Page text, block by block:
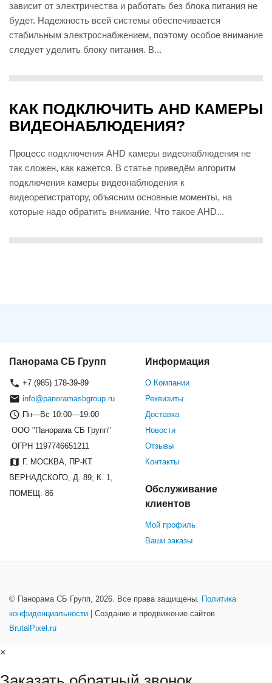
зависит от электричества и работать без блока питания не
будет. Надежность всей системы обеспечивается
стабильным электроснабжением, поэтому особое внимание
следует уделить блоку питания. В...
КАК ПОДКЛЮЧИТЬ AHD КАМЕРЫ
ВИДЕОНАБЛЮДЕНИЯ?
Процесс подключения AHD камеры видеонаблюдения не
так сложен, как кажется. В статье приведём алгоритм
подключения камеры видеонаблюдения к
видеорегистратору, объясним основные моменты, на
которые надо обратить внимание. Что такое AHD...
Панорама СБ Групп
+7 (985) 178-39-89
info@panoramasbgroup.ru
Пн—Вс 10:00—19:00
ООО "Панорама СБ Групп"
ОГРН 1197746651211
Г. МОСКВА, ПР-КТ
ВЕРНАДСКОГО, Д. 89, К. 1,
ПОМЕЩ. 86
Информация
О Компании
Реквизиты
Доставка
Новости
Отзывы
Контакты
Обслуживание
клиентов
Мой профиль
Ваши заказы
© Панорама СБ Групп, 2026. Все права защищены. Политика
конфиденциальности | Создание и продвижение сайтов
BrutalPixel.ru
×